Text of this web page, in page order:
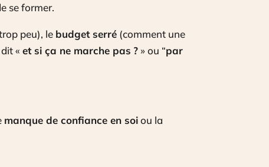
se former.
peu), le budget serré (comment une
dit «et si ça ne marche pas ?» ou “par
manque de confiance en soiou la